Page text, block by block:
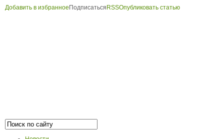
Добавить в избранное Подписаться RSSОпубликовать статью